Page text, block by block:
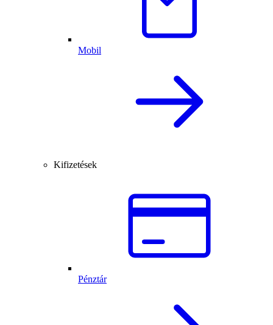
Mobil
Kifizetések
Pénztár